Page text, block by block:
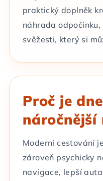
praktický doplněk
náhrada
svěžesti, který si
Proč je
náročnější
Moderní cestování
zároveň psychicky
navigace, lepší